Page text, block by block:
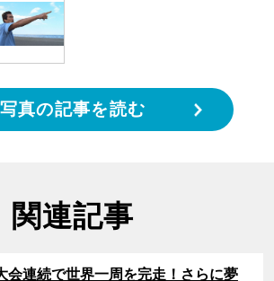
写真の記事を読む
関連記事
イル
会連続で世界一周を完走！さらに夢